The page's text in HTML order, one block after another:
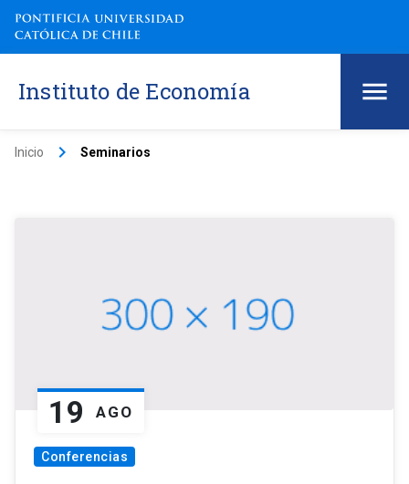
Instituto de Economía
Inicio keyboard_arrow_right Seminarios
19 AGO
Conferencias